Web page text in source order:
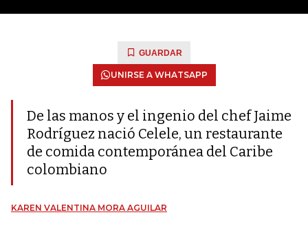
GUARDAR
UNIRSE A WHATSAPP
De las manos y el ingenio del chef Jaime
Rodríguez nació Celele, un restaurante
de comida contemporánea del Caribe
colombiano
KAREN VALENTINA MORA AGUILAR